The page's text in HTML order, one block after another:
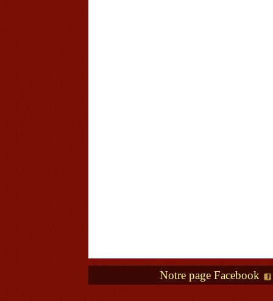
Notre page Facebook